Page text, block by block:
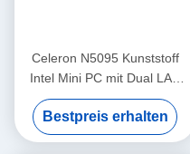
Celeron N5095 Kunststoff
Intel Mini PC mit Dual LAN
DDR4 16G Dual Band WiFi
und Ventilator
Bestpreis erhalten